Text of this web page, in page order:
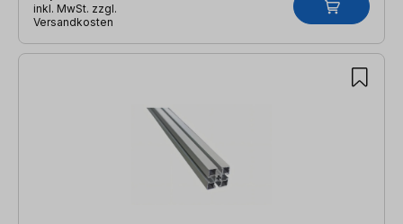
inkl. MwSt. zzgl.
Versandkosten